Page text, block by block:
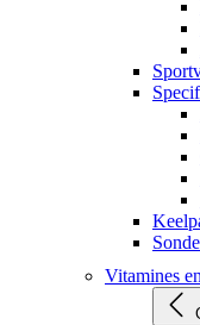
Vitamines